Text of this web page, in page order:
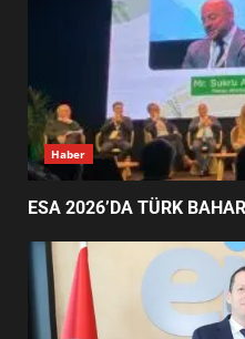
4
5
UZATILDI:
Haber
ESA 2026’DA TÜRK